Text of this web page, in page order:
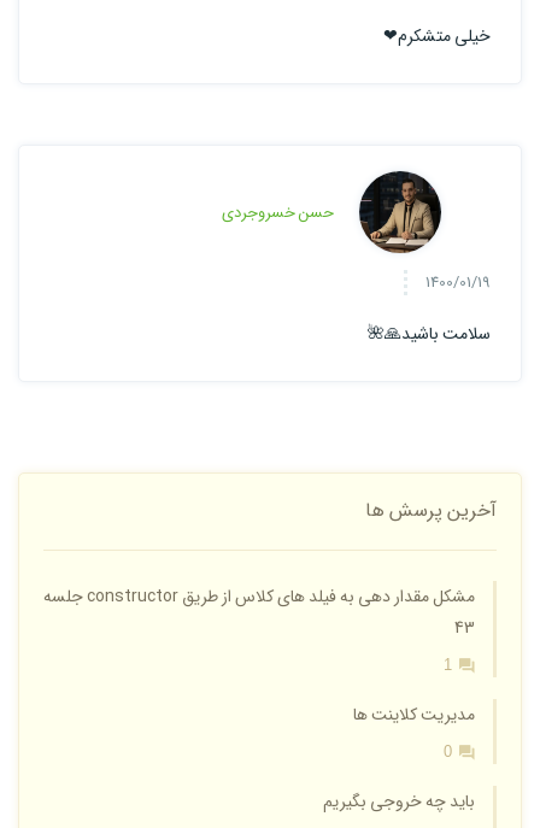
خیلی متشکرم❤
حسن خسروجردی
1400/01/19
سلامت باشید🙏🌺
آخرین پرسش ها
مشکل مقدار دهی به فیلد های کلاس از طریق constructor جلسه
43
1
مدیریت کلاینت ها
0
باید چه خروجی بگیریم